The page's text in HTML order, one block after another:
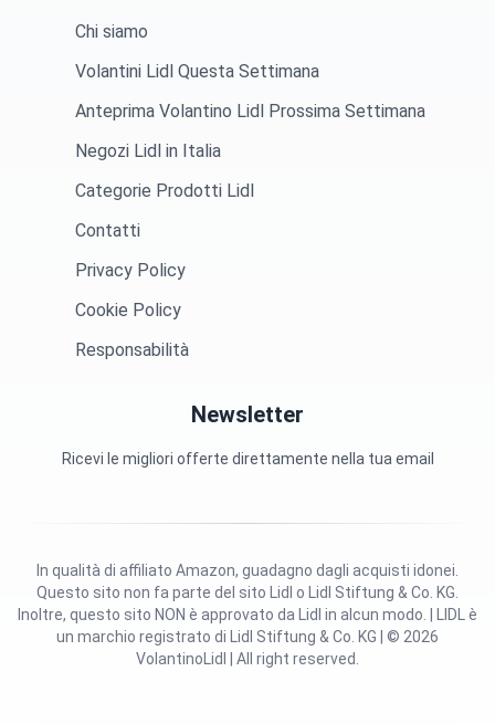
Chi siamo
Volantini Lidl Questa Settimana
Anteprima Volantino Lidl Prossima Settimana
Negozi Lidl in Italia
Categorie Prodotti Lidl
Contatti
Privacy Policy
Cookie Policy
Responsabilità
Newsletter
Ricevi le migliori offerte direttamente nella tua email
Questo sito non fa parte del sito Lidl o Lidl Stiftung & Co. KG.
Inoltre, questo sito NON è approvato da Lidl in alcun modo. | LIDL è
un marchio registrato di Lidl Stiftung & Co. KG | © 2026
VolantinoLidl | All right reserved.
In qualità di affiliato Amazon, guadagno dagli acquisti idonei.